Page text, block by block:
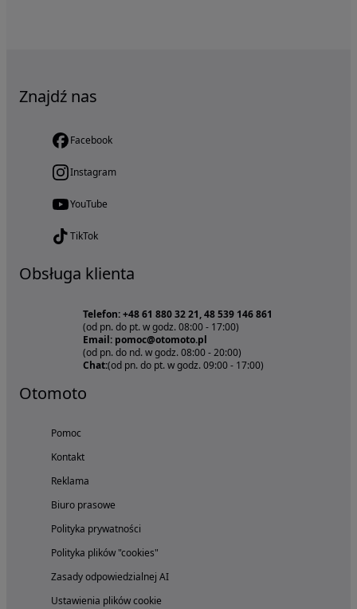
Znajdź nas
Facebook
Instagram
YouTube
TikTok
Obsługa klienta
Telefon: +48 61 880 32 21, 48 539 146 861
(od pn. do pt. w godz. 08:00 - 17:00)
Email: pomoc@otomoto.pl
(od pn. do nd. w godz. 08:00 - 20:00)
Chat:(od pn. do pt. w godz. 09:00 - 17:00)
Otomoto
Pomoc
Kontakt
Reklama
Biuro prasowe
Polityka prywatności
Polityka plików "cookies"
Zasady odpowiedzialnej AI
Ustawienia plików cookie